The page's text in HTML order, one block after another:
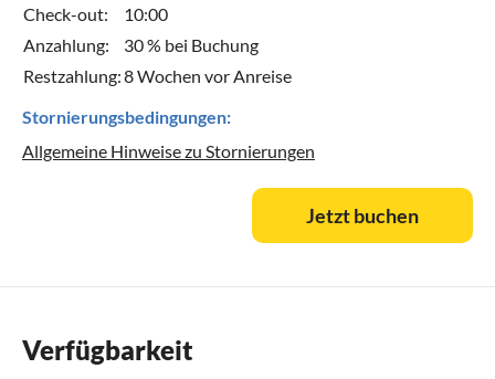
Check-out:
10:00
Anzahlung:
30 % bei Buchung
Restzahlung:8 Wochen vor Anreise
Stornierungsbedingungen:
Allgemeine Hinweise zu Stornierungen
Jetzt buchen
Verfügbarkeit